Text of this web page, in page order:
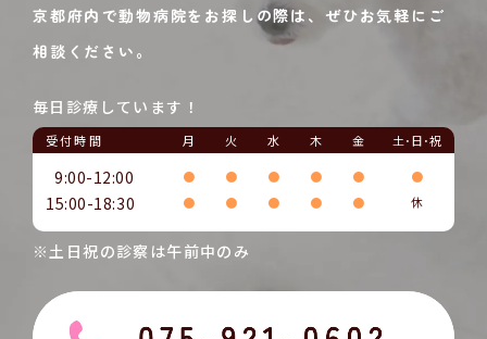
京都府内で動物病院をお探しの際は、ぜひお気軽にご
相談ください。
毎日診療しています！
受付時間 月 火 水 木 金 土･日･祝
9:00-12:00 ● ● ● ● ● ●
15:00-18:30 ● ● ● ● ● 休
※土日祝の診察は午前中のみ